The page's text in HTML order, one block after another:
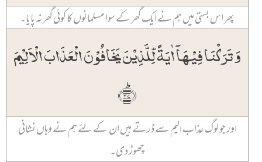
پھر اس بستی میں ہم نے ایک گھر کے سوا مسلمانوں کا کوئی گھر نہ پایا۔
وَ تَرَکۡنَا فِیۡہَاۤ اٰیَۃً لِّلَّذِیۡنَ یَخَافُوۡنَ الۡعَذَابَ الۡاَلِیۡمَ
﴿ؕ۳۷﴾
اور جو لوگ عذاب الیم سے ڈرتے ہیں ان کے لئے ہم نے وہاں نشانی
چھوڑ دی۔